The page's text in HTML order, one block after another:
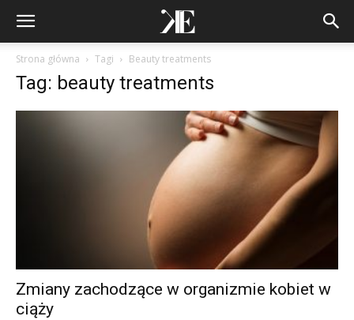
Strona główna Tagi Beauty treatments
Tag: beauty treatments
Zmiany zachodzące w organizmie kobiet w
ciąży